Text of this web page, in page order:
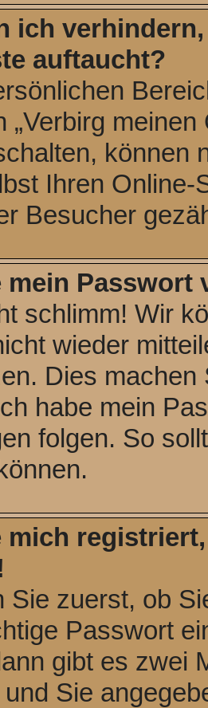
ich
auftaucht?
„Verbirg
können
Ihren
Besucher
mein Passwort
schlimm! Wir
wieder
Dies machen
habe mein
folgen. So
mich
Sie zuerst, ob
Passwort
gibt es zwei
Sie